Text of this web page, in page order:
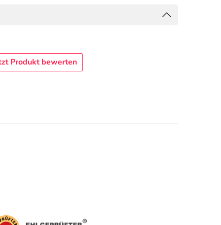
Produkt bewerten